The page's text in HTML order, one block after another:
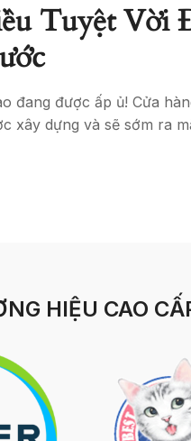
Tuyệt Vời
đang được ấp ủ! Cửa
xây dựng và sẽ sớm ra
HIỆU CAO